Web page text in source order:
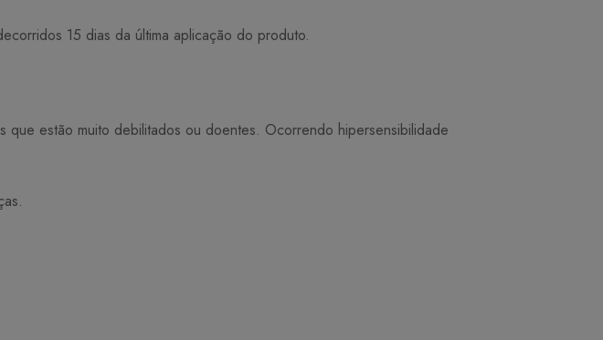
15 dias da última aplicação do produto.
estão muito debilitados ou doentes. Ocorrendo hipersensibilidade